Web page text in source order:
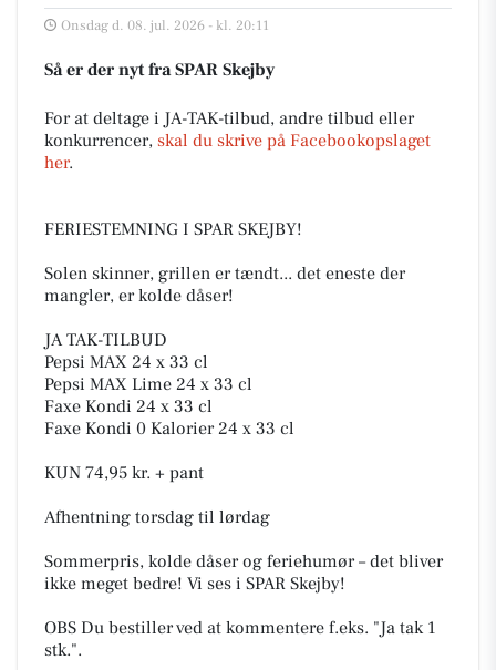
Onsdag d. 08. jul. 2026 - kl. 20:11
Så er der nyt fra SPAR Skejby
For at deltage i JA-TAK-tilbud, andre tilbud eller
konkurrencer, skal du skrive på Facebookopslaget
her.
FERIESTEMNING I SPAR SKEJBY!
Solen skinner, grillen er tændt... det eneste der
mangler, er kolde dåser!
JA TAK-TILBUD
Pepsi MAX 24 x 33 cl
Pepsi MAX Lime 24 x 33 cl
Faxe Kondi 24 x 33 cl
Faxe Kondi 0 Kalorier 24 x 33 cl
KUN 74,95 kr. + pant
Afhentning torsdag til lørdag
Sommerpris, kolde dåser og feriehumør – det bliver
ikke meget bedre! Vi ses i SPAR Skejby!
OBS Du bestiller ved at kommentere f.eks. "Ja tak 1
stk.".